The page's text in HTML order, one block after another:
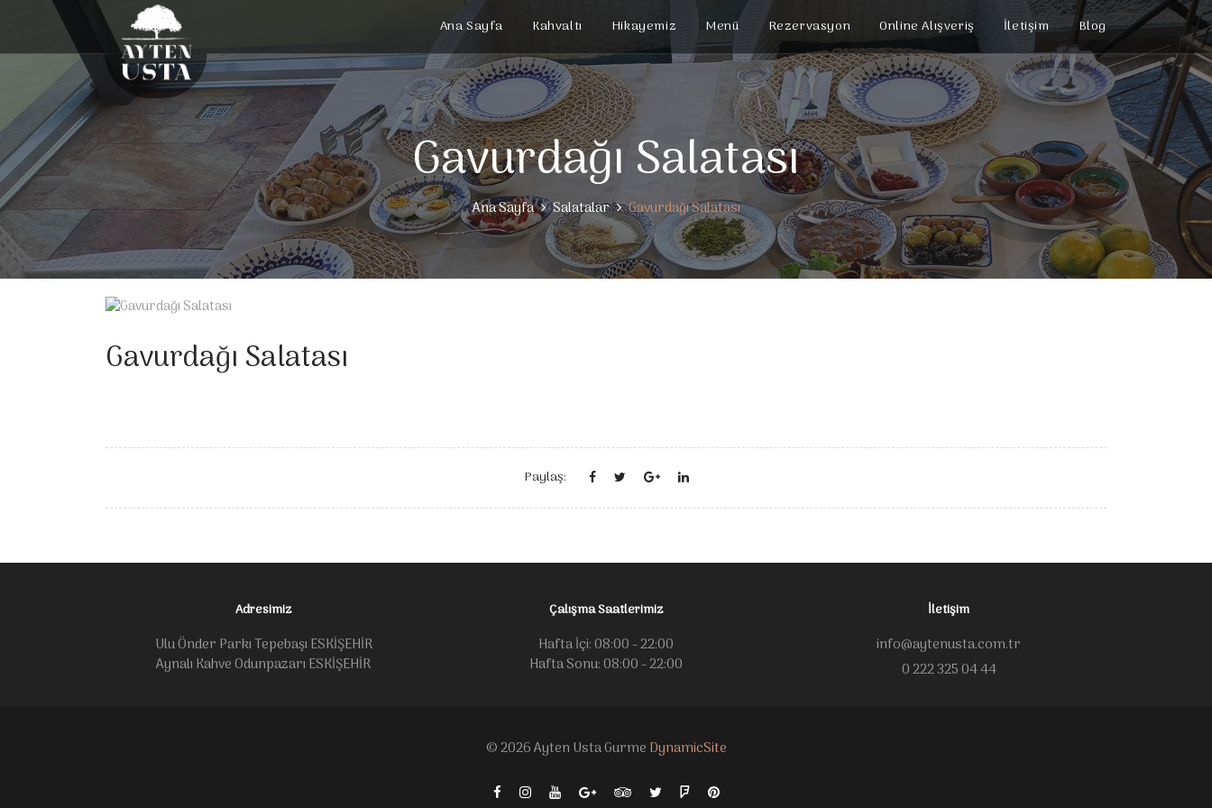
Ana Sayfa Kahvaltı Hikayemiz Menü Rezervasyon Online Alışveriş İletişim Blog
Gavurdağı Salatası
Ana Sayfa Salatalar Gavurdağı Salatası
Gavurdağı Salatası
Paylaş:
Adresimiz
Ulu Önder Parkı Tepebaşı ESKİŞEHİR
Aynalı Kahve Odunpazarı ESKİŞEHİR
Çalışma Saatlerimiz
Hafta İçi: 08:00 - 22:00
Hafta Sonu: 08:00 - 22:00
İletişim
info@aytenusta.com.tr
0 222 325 04 44
© 2026 Ayten Usta Gurme DynamicSite